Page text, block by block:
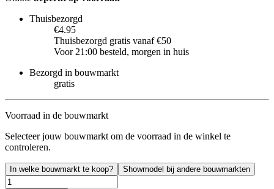
Thuisbezorgd
€4.95
Thuisbezorgd gratis vanaf €50
Voor 21:00 besteld, morgen in huis
Bezorgd in bouwmarkt
gratis
Voorraad in de bouwmarkt
Selecteer jouw bouwmarkt om de voorraad in de winkel te
controleren.
In welke bouwmarkt te koop? Showmodel bij andere bouwmarkten